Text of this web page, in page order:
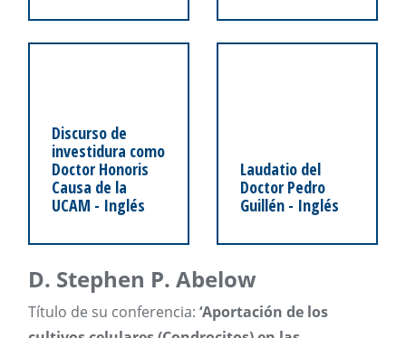
Discurso de
investidura como
Doctor Honoris
Causa de la
UCAM - Inglés
Laudatio del
Doctor Pedro
Guillén - Inglés
D. Stephen P. Abelow
Título de su conferencia: ‘Aportación de los